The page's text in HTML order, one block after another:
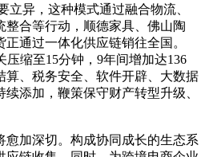
立异，这种模式通过融合物流、
整合等行动，顺德家具、佛山陶
通过一体化供应链销往全国。
缩至15分钟，9年间增加达136
算、税务安全、软件开辟、大数据
添加，鞭策保守财产转型升级、
愈加深切。构成协同成长的生态系